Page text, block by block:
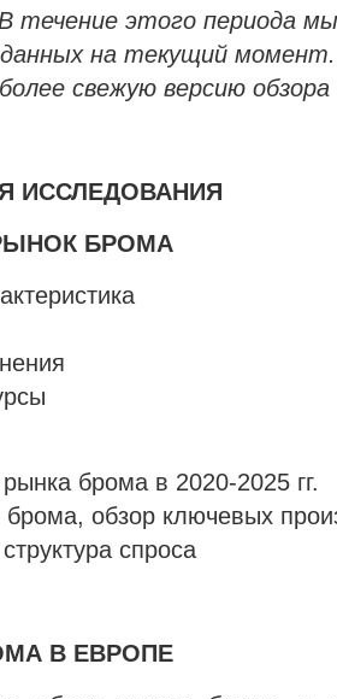
В течение этого периода
на текущий
свежую версию
ИССЛЕДОВАНИЯ
БРОМА
брома в 2020-2025 гг.
брома, обзор ключевых
спроса
В ЕВРОПЕ